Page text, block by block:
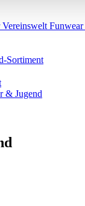
Vereinswelt Funwear
Sortiment
& Jugend